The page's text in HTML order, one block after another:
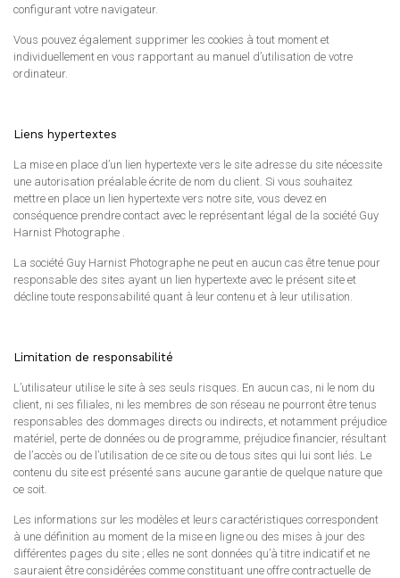
configurant votre navigateur.
Vous pouvez également supprimer les cookies à tout moment et
individuellement en vous rapportant au manuel d’utilisation de votre
ordinateur.
Liens hypertextes
La mise en place d’un lien hypertexte vers le site adresse du site nécessite
une autorisation préalable écrite de nom du client. Si vous souhaitez
mettre en place un lien hypertexte vers notre site, vous devez en
conséquence prendre contact avec le représentant légal de la société Guy
Harnist Photographe .
La société Guy Harnist Photographe ne peut en aucun cas être tenue pour
responsable des sites ayant un lien hypertexte avec le présent site et
décline toute responsabilité quant à leur contenu et à leur utilisation.
Limitation de responsabilité
L’utilisateur utilise le site à ses seuls risques. En aucun cas, ni le nom du
client, ni ses filiales, ni les membres de son réseau ne pourront être tenus
responsables des dommages directs ou indirects, et notamment préjudice
matériel, perte de données ou de programme, préjudice financier, résultant
de l’accès ou de l’utilisation de ce site ou de tous sites qui lui sont liés. Le
contenu du site est présenté sans aucune garantie de quelque nature que
ce soit.
Les informations sur les modèles et leurs caractéristiques correspondent
à une définition au moment de la mise en ligne ou des mises à jour des
différentes pages du site ; elles ne sont données qu’à titre indicatif et ne
sauraient être considérées comme constituant une offre contractuelle de